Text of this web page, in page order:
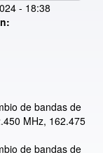
- 18:38
de bandas de
MHz, 162.475
de bandas de